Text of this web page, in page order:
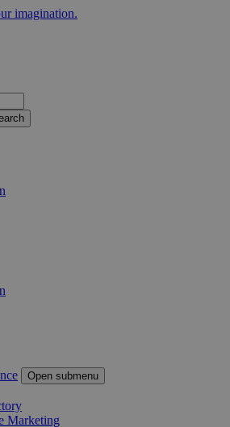
imagination.
Open submenu
Marketing